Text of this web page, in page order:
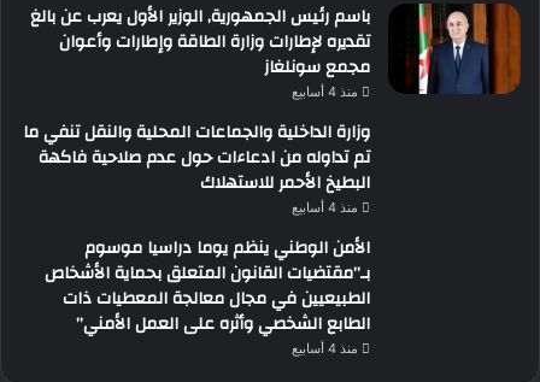
باسم رئيس الجمهورية, الوزير الأول يعرب عن بالغ
تقديره لإطارات وزارة الطاقة وإطارات وأعوان
مجمع سونلغاز
منذ 4 أسابيع
وزارة الداخلية والجماعات المحلية والنقل تنفي ما
تم تداوله من ادعاءات حول عدم صلاحية فاكهة
البطيخ الأحمر للاستهلاك
منذ 4 أسابيع
الأمن الوطني ينظم يوما دراسيا موسوم
بـ”مقتضيات القانون المتعلق بحماية الأشخاص
الطبيعيين في مجال معالجة المعطيات ذات
الطابع الشخصي وأثره على العمل الأمني”
منذ 4 أسابيع